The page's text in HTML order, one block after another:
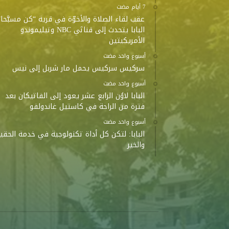
عقب لقاء الصلاة والأخوّة في قرية “كن
البابا يتحدث إلى قناتَي NBC وتيليموندو
الأمريكيتين
‫‫‫‏‫أسبوع واحد مضت‬
سركيس سركيس يحمل مار شربل إلى نيس
‫‫‫‏‫أسبوع واحد مضت‬
البابا لاوُن الرابع عشر يعود إلى الفاتيكان بعد
فترة من الراحة في كاستيل غاندولفو
‫‫‫‏‫أسبوع واحد مضت‬
البابا: لتكن كل أداة تكنولوجية في خدمة
والخير